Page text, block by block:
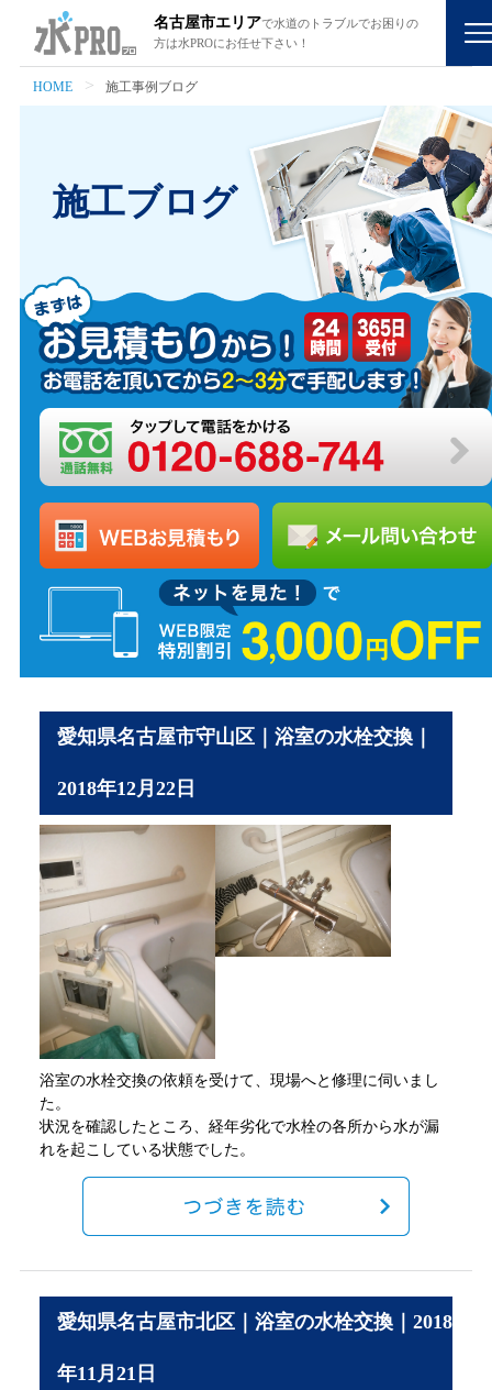
名古屋市エリアで水道のトラブルでお困りの
方は水PROにお任せ下さい！
HOME 施工事例ブログ
施工ブログ
愛知県名古屋市守山区｜浴室の水栓交換｜
2018年12月22日
浴室の水栓交換の依頼を受けて、現場へと修理に伺いまし
た。
状況を確認したところ、経年劣化で水栓の各所から水が漏
れを起こしている状態でした。
愛知県名古屋市北区｜浴室の水栓交換｜2018
年11月21日